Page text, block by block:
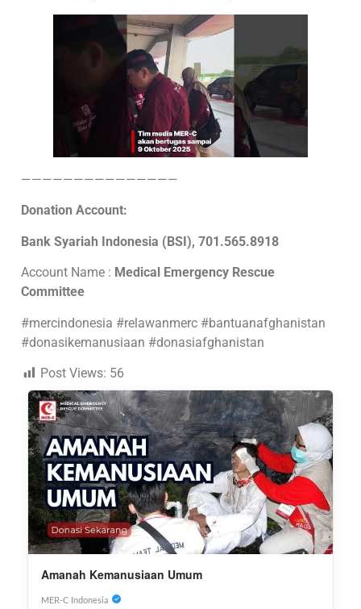
———————————————
Donation Account:
Bank Syariah Indonesia (BSI), 701.565.8918
Account Name : Medical Emergency Rescue
Committee
#mercindonesia #relawanmerc #bantuanafghanistan
#donasikemanusiaan #donasiafghanistan
Post Views: 56
Amanah Kemanusiaan Umum
MER-C Indonesia